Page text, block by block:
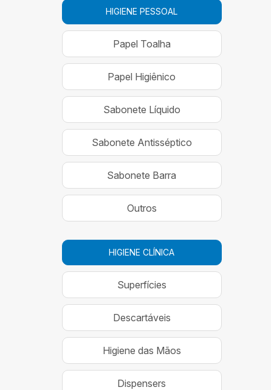
HIGIENE PESSOAL
Papel Toalha
Papel Higiênico
Sabonete Líquido
Sabonete Antisséptico
Sabonete Barra
Outros
HIGIENE CLÍNICA
Superfícies
Descartáveis
Higiene das Mãos
Dispensers